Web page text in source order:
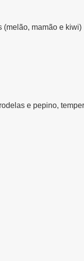
(melão, mamão e kiwi)
e pepino,